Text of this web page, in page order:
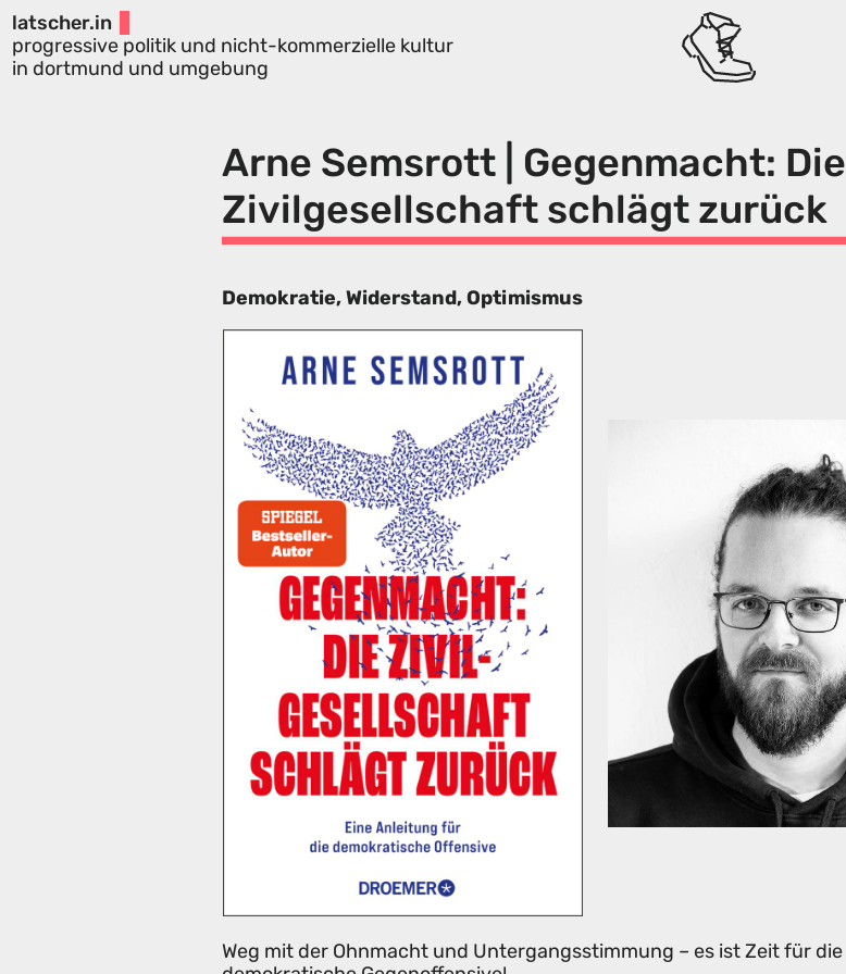
latscher.in
progressive politik und nicht-kommerzielle kultur
in dortmund und umgebung
Arne Semsrott | Gegenmacht: Die
Zivilgesellschaft schlägt zurück
Demokratie, Widerstand, Optimismus
Weg mit der Ohnmacht und Untergangsstimmung – es ist Zeit für die